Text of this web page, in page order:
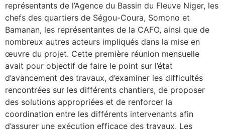
représentants de l’Agence du Bassin du Fleuve Niger, les
chefs des quartiers de Ségou-Coura, Somono et
Bamanan, les représentantes de la CAFO, ainsi que de
nombreux autres acteurs impliqués dans la mise en
œuvre du projet. Cette première réunion mensuelle
avait pour objectif de faire le point sur l’état
d’avancement des travaux, d’examiner les difficultés
rencontrées sur les différents chantiers, de proposer
des solutions appropriées et de renforcer la
coordination entre les différents intervenants afin
d’assurer une exécution efficace des travaux. Les